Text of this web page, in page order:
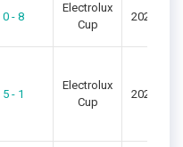
0 - 8
Electrolux
Cup
2024/
5 - 1
Electrolux
Cup
2024/